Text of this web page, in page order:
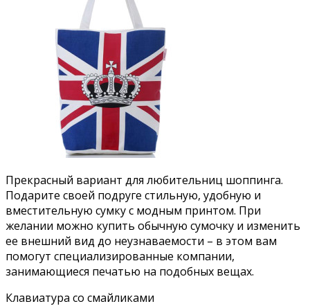
Прекрасный вариант для любительниц шоппинга.
Подарите своей подруге стильную, удобную и
вместительную сумку с модным принтом. При
желании можно купить обычную сумочку и изменить
ее внешний вид до неузнаваемости – в этом вам
помогут специализированные компании,
занимающиеся печатью на подобных вещах.
Клавиатура со смайликами